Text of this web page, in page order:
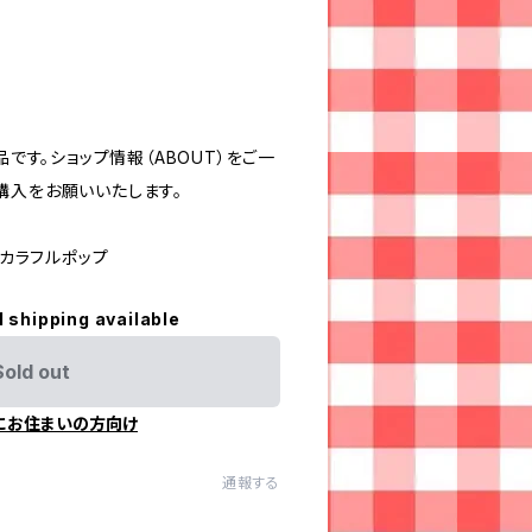
す。ショップ情報（ABOUT）をご一
をお願いいたします。
ラフルポップ
shipping available
out
お住まいの方向け
通報する